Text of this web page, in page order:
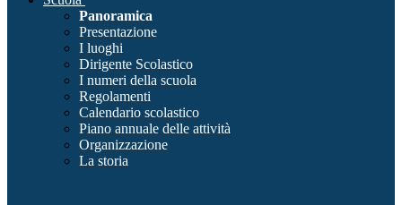
Panoramica
Presentazione
I luoghi
Dirigente Scolastico
I numeri della scuola
Regolamenti
Calendario scolastico
Piano annuale delle attività
Organizzazione
La storia